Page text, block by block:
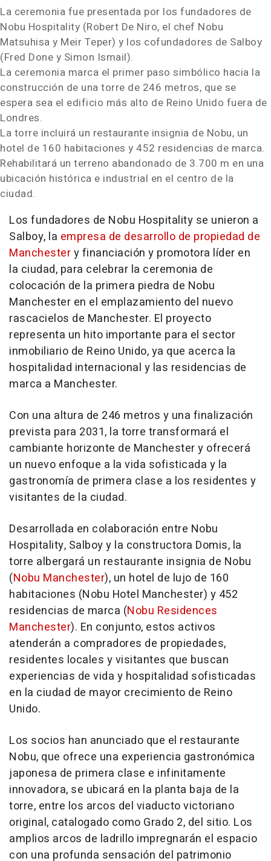
La ceremonia fue presentada por los fundadores de
Nobu Hospitality (Robert De Niro, el chef Nobu
Matsuhisa y Meir Teper) y los cofundadores de Salboy
(Fred Done y Simon Ismail).
La ceremonia marca el primer paso simbólico hacia la
construcción de una torre de 246 metros, que se
espera sea el edificio más alto de Reino Unido fuera de
Londres.
La torre incluirá un restaurante insignia de Nobu, un
hotel de 160 habitaciones y 452 residencias de marca.
Rehabilitará un terreno abandonado de 3.700 m en una
ubicación histórica e industrial en el centro de la
ciudad.
Los fundadores de Nobu Hospitality se unieron a
Salboy, la empresa de desarrollo de propiedad de
Manchestery financiación y promotora líder en
la ciudad, para celebrar la ceremonia de
colocación de la primera piedra de Nobu
Manchester en el emplazamiento del nuevo
rascacielos de Manchester. El proyecto
representa un hito importante para el sector
inmobiliario de Reino Unido, ya que acerca la
hospitalidad internacional y las residencias de
marca a Manchester.
Con una altura de 246 metros y una finalización
prevista para 2031, la torre transformará el
cambiante horizonte de Manchester y ofrecerá
un nuevo enfoque a la vida sofisticada y la
gastronomía de primera clase a los residentes y
visitantes de la ciudad.
Desarrollada en colaboración entre Nobu
Hospitality, Salboy y la constructora Domis, la
torre albergará un restaurante insignia de Nobu
(Nobu Manchester), un hotel de lujo de 160
habitaciones (Nobu Hotel Manchester) y 452
residencias de marca (Nobu Residences
Manchester). En conjunto, estos activos
atenderán a compradores de propiedades,
residentes locales y visitantes que buscan
experiencias de vida y hospitalidad sofisticadas
en la ciudad de mayor crecimiento de Reino
Unido.
Los socios han anunciado que el restaurante
Nobu, que ofrece una experiencia gastronómica
japonesa de primera clase e infinitamente
innovadora, se ubicará en la planta baja de la
torre, entre los arcos del viaducto victoriano
original, catalogado como Grado 2, del sitio. Los
amplios arcos de ladrillo impregnarán el espacio
con una profunda sensación del patrimonio